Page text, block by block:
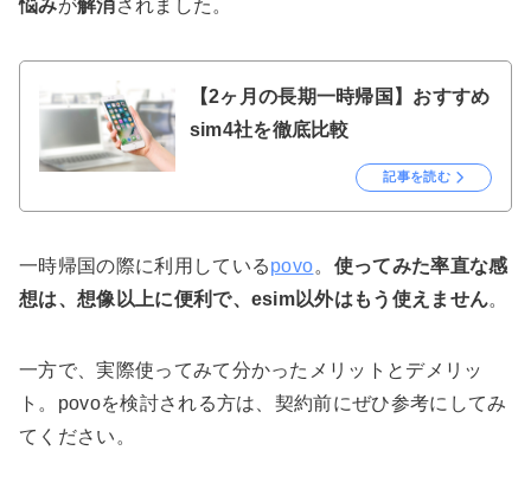
悩みが解消されました。
【2ヶ月の長期一時帰国】おすすめ
sim4社を徹底比較
記事を読む
一時帰国の際に利用しているpovo。 使ってみた率直な感
想は、想像以上に便利で、esim以外はもう使えません。
一方で、実際使ってみて分かったメリットとデメリッ
ト。povoを検討される方は、契約前にぜひ参考にしてみ
てください。